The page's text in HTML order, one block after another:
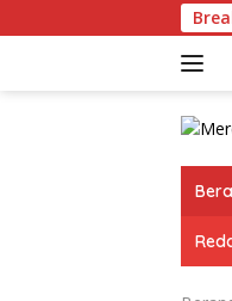
ke
Kurash Gresik Raih